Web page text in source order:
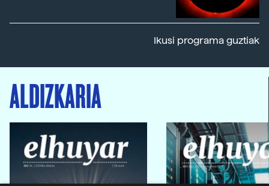
Ikusi programa guztiak
ALDIZKARIA